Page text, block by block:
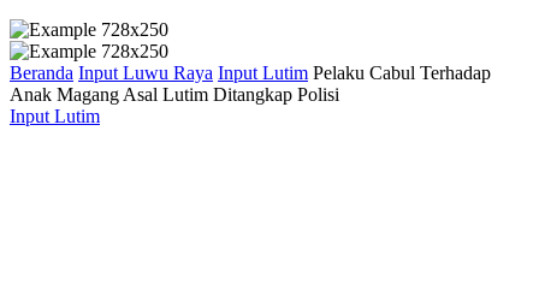
Beranda Input Luwu Raya Input Lutim Pelaku Cabul Terhadap
Anak Magang Asal Lutim Ditangkap Polisi
Input Lutim